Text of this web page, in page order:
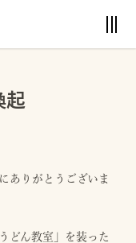
起
ありがとうございま
どん教室」を装った